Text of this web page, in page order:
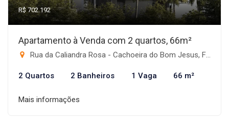
R$ 702.192
Apartamento à Venda com 2 quartos, 66m²
Rua da Caliandra Rosa - Cachoeira do Bom Jesus, Florianópolis-SC
2 Quartos 2 Banheiros 1 Vaga 66 m²
Mais informações